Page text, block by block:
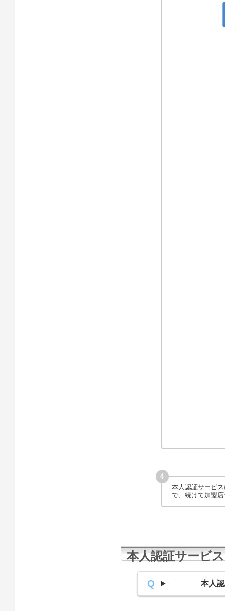
本人認証サービ
で、続けて加盟
本人認証サービ
本人